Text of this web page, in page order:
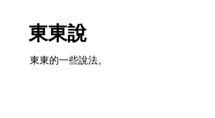
東東說
東東的一些說法。